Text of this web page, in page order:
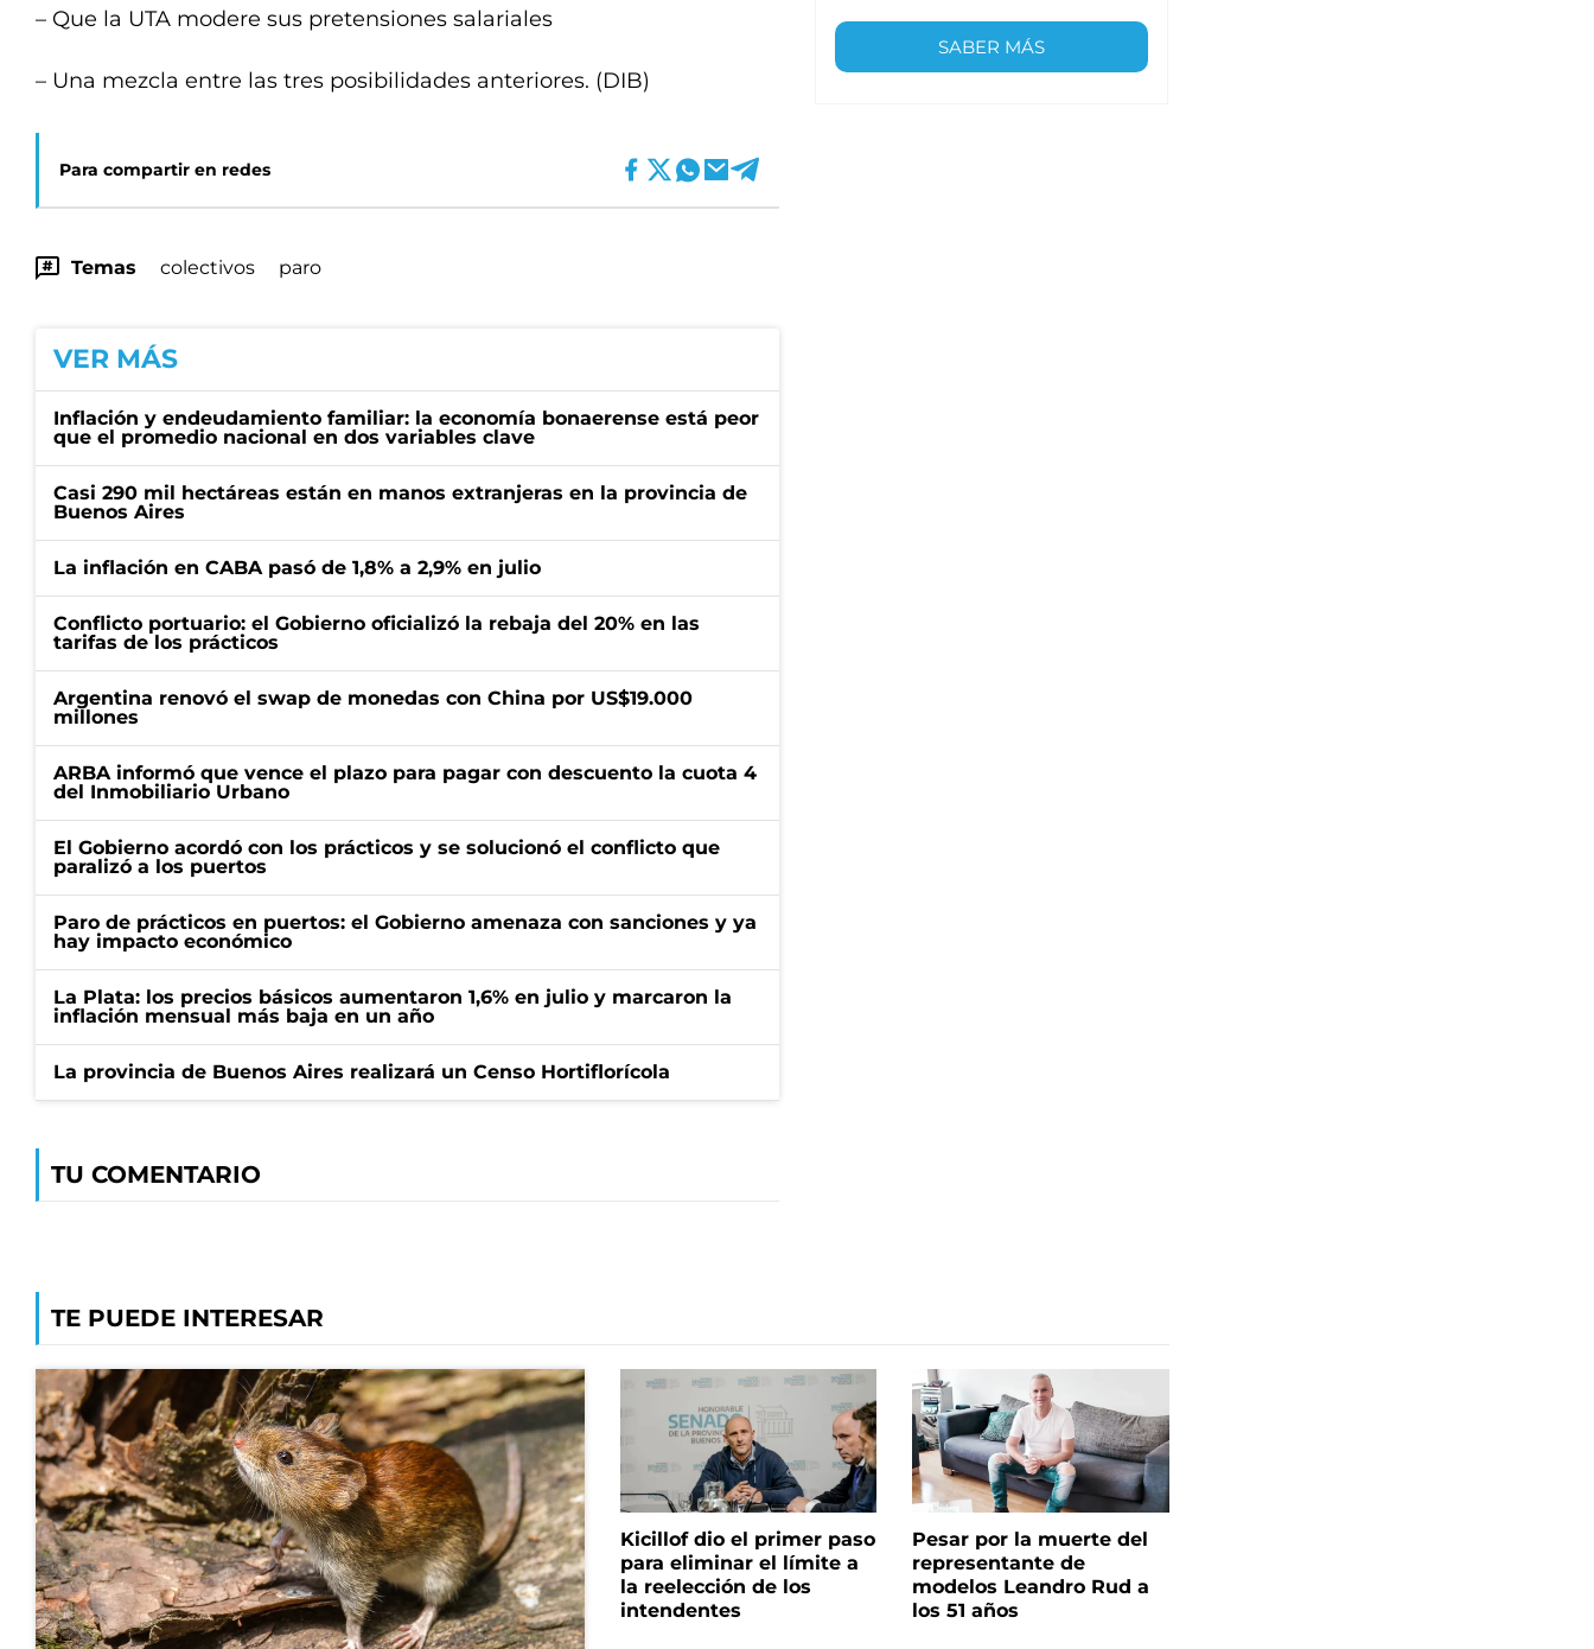
– Que la UTA modere sus pretensiones salariales
– Una mezcla entre las tres posibilidades anteriores. (DIB)
Para compartir en redes
Temas colectivos paro
VER MÁS
Inflación y endeudamiento familiar: la economía bonaerense está peor
que el promedio nacional en dos variables clave
Casi 290 mil hectáreas están en manos extranjeras en la provincia de
Buenos Aires
La inflación en CABA pasó de 1,8% a 2,9% en julio
Conflicto portuario: el Gobierno oficializó la rebaja del 20% en las
tarifas de los prácticos
Argentina renovó el swap de monedas con China por US$19.000
millones
ARBA informó que vence el plazo para pagar con descuento la cuota 4
del Inmobiliario Urbano
El Gobierno acordó con los prácticos y se solucionó el conflicto que
paralizó a los puertos
Paro de prácticos en puertos: el Gobierno amenaza con sanciones y ya
hay impacto económico
La Plata: los precios básicos aumentaron 1,6% en julio y marcaron la
inflación mensual más baja en un año
La provincia de Buenos Aires realizará un Censo Hortiflorícola
TU COMENTARIO
SABER MÁS
TE PUEDE INTERESAR
Kicillof dio el primer paso
para eliminar el límite a
la reelección de los
intendentes
Pesar por la muerte del
representante de
modelos Leandro Rud a
los 51 años